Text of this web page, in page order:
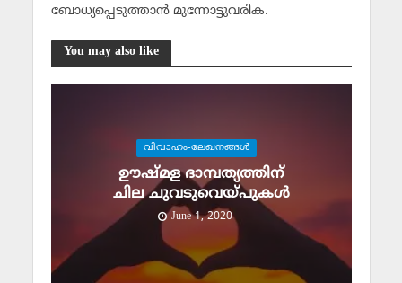
ബോധ്യപ്പെടുത്താന്‍ മുന്നോട്ടുവരിക.
You may also like
വിവാഹം-ലേഖനങ്ങള്‍
ഊഷ്മള ദാമ്പത്യത്തിന്
ചില ചുവടുവെയ്പുകള്‍
June 1, 2020